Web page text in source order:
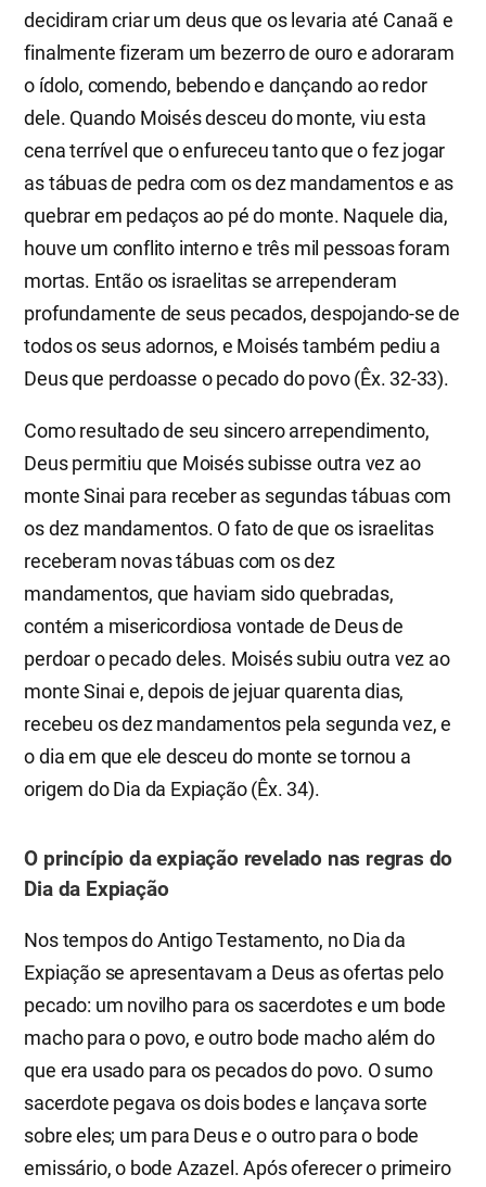
decidiram criar um deus que os levaria até Canaã e
finalmente fizeram um bezerro de ouro e adoraram
o ídolo, comendo, bebendo e dançando ao redor
dele. Quando Moisés desceu do monte, viu esta
cena terrível que o enfureceu tanto que o fez jogar
as tábuas de pedra com os dez mandamentos e as
quebrar em pedaços ao pé do monte. Naquele dia,
houve um conflito interno e três mil pessoas foram
mortas. Então os israelitas se arrependeram
profundamente de seus pecados, despojando-se de
todos os seus adornos, e Moisés também pediu a
Deus que perdoasse o pecado do povo (Êx. 32-33).
Como resultado de seu sincero arrependimento,
Deus permitiu que Moisés subisse outra vez ao
monte Sinai para receber as segundas tábuas com
os dez mandamentos. O fato de que os israelitas
receberam novas tábuas com os dez
mandamentos, que haviam sido quebradas,
contém a misericordiosa vontade de Deus de
perdoar o pecado deles. Moisés subiu outra vez ao
monte Sinai e, depois de jejuar quarenta dias,
recebeu os dez mandamentos pela segunda vez, e
o dia em que ele desceu do monte se tornou a
origem do Dia da Expiação (Êx. 34).
O princípio da expiação revelado nas regras do
Dia da Expiação
Nos tempos do Antigo Testamento, no Dia da
Expiação se apresentavam a Deus as ofertas pelo
pecado: um novilho para os sacerdotes e um bode
macho para o povo, e outro bode macho além do
que era usado para os pecados do povo. O sumo
sacerdote pegava os dois bodes e lançava sorte
sobre eles; um para Deus e o outro para o bode
emissário, o bode Azazel. Após oferecer o primeiro